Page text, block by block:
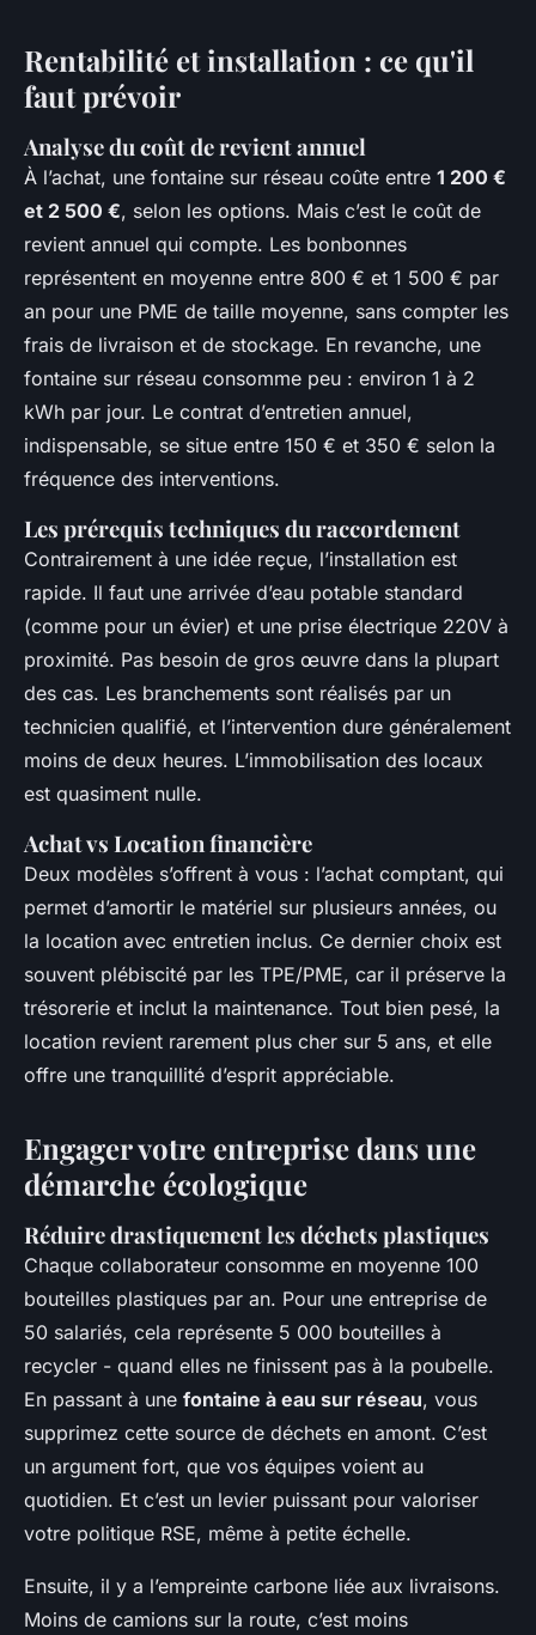
Rentabilité et installation : ce qu'il
faut prévoir
Analyse du coût de revient annuel
À l’achat, une fontaine sur réseau coûte entre 1 200 €
et 2 500 €, selon les options. Mais c’est le coût de
revient annuel qui compte. Les bonbonnes
représentent en moyenne entre 800 € et 1 500 € par
an pour une PME de taille moyenne, sans compter les
frais de livraison et de stockage. En revanche, une
fontaine sur réseau consomme peu : environ 1 à 2
kWh par jour. Le contrat d’entretien annuel,
indispensable, se situe entre 150 € et 350 € selon la
fréquence des interventions.
Les prérequis techniques du raccordement
Contrairement à une idée reçue, l’installation est
rapide. Il faut une arrivée d’eau potable standard
(comme pour un évier) et une prise électrique 220V à
proximité. Pas besoin de gros œuvre dans la plupart
des cas. Les branchements sont réalisés par un
technicien qualifié, et l’intervention dure généralement
moins de deux heures. L’immobilisation des locaux
est quasiment nulle.
Achat vs Location financière
Deux modèles s’offrent à vous : l’achat comptant, qui
permet d’amortir le matériel sur plusieurs années, ou
la location avec entretien inclus. Ce dernier choix est
souvent plébiscité par les TPE/PME, car il préserve la
trésorerie et inclut la maintenance. Tout bien pesé, la
location revient rarement plus cher sur 5 ans, et elle
offre une tranquillité d’esprit appréciable.
Engager votre entreprise dans une
démarche écologique
Réduire drastiquement les déchets plastiques
Chaque collaborateur consomme en moyenne 100
bouteilles plastiques par an. Pour une entreprise de
50 salariés, cela représente 5 000 bouteilles à
recycler - quand elles ne finissent pas à la poubelle.
En passant à une fontaine à eau sur réseau, vous
supprimez cette source de déchets en amont. C’est
un argument fort, que vos équipes voient au
quotidien. Et c’est un levier puissant pour valoriser
votre politique RSE, même à petite échelle.
Ensuite, il y a l’empreinte carbone liée aux livraisons.
Moins de camions sur la route, c’est moins